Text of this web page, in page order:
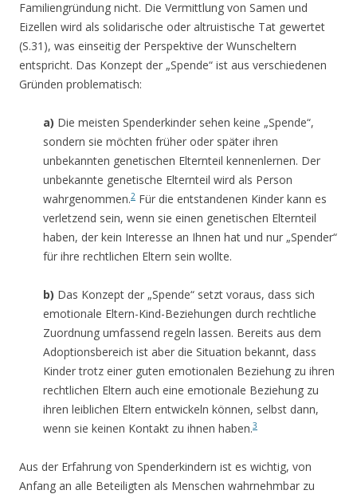
Familiengründung nicht. Die Vermittlung von Samen und
Eizellen wird als solidarische oder altruistische Tat gewertet
(S.31), was einseitig der Perspektive der Wunscheltern
entspricht. Das Konzept der „Spende“ ist aus verschiedenen
Gründen problematisch:
a) Die meisten Spenderkinder sehen keine „Spende“,
sondern sie möchten früher oder später ihren
unbekannten genetischen Elternteil kennenlernen. Der
unbekannte genetische Elternteil wird als Person
wahrgenommen.2 Für die entstandenen Kinder kann es
verletzend sein, wenn sie einen genetischen Elternteil
haben, der kein Interesse an Ihnen hat und nur „Spender“
für ihre rechtlichen Eltern sein wollte.
b) Das Konzept der „Spende“ setzt voraus, dass sich
emotionale Eltern-Kind-Beziehungen durch rechtliche
Zuordnung umfassend regeln lassen. Bereits aus dem
Adoptionsbereich ist aber die Situation bekannt, dass
Kinder trotz einer guten emotionalen Beziehung zu ihren
rechtlichen Eltern auch eine emotionale Beziehung zu
ihren leiblichen Eltern entwickeln können, selbst dann,
wenn sie keinen Kontakt zu ihnen haben.3
Aus der Erfahrung von Spenderkindern ist es wichtig, von
Anfang an alle Beteiligten als Menschen wahrnehmbar zu